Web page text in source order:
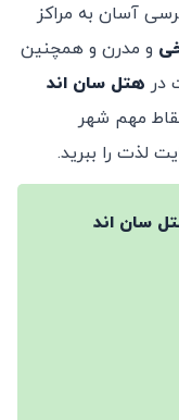
آسان به مراکز
و مدرن و همچنین
در هتل سان اند
مهم شهر
لذت را ببرید.
سان اند